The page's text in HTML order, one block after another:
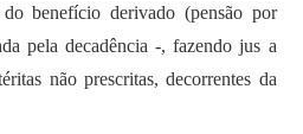
benefício derivado (pensão por
pela decadência -, fazendo jus a
não prescritas, decorrentes da